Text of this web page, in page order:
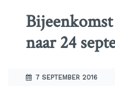
naar 24
7 SEPTEMBER 2016